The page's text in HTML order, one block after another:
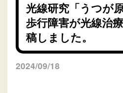
光線研究「うつが
歩行障害が光線治
稿しました。
2024/09/18